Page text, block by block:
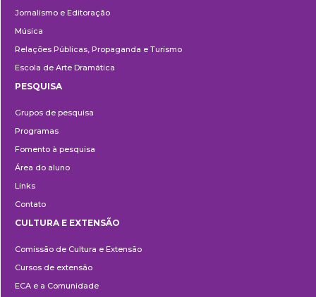
Jornalismo e Editoração
Música
Relações Públicas, Propaganda e Turismo
Escola de Arte Dramática
PESQUISA
Grupos de pesquisa
Programas
Fomento à pesquisa
Área do aluno
Links
Contato
e
Extensão
CULTURA E EXTENSÃO
Comissão de Cultura e Extensão
Cursos de extensão
ECA e a Comunidade